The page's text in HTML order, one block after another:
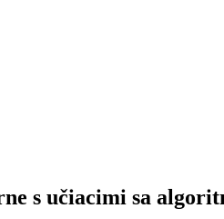
s učiacimi sa